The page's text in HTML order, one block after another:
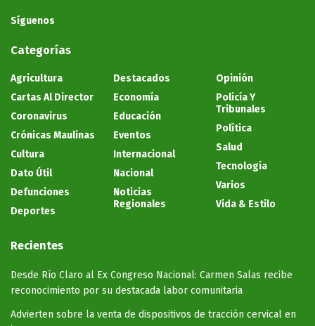
Síguenos
Categorías
Agricultura
Cartas Al Director
Coronavirus
Crónicas Maulinas
Cultura
Dato Útil
Defunciones
Deportes
Destacados
Economía
Educación
Eventos
Internacional
Nacional
Noticias
Regionales
Opinión
Policía Y
Tribunales
Política
Salud
Tecnología
Varios
Vida & Estilo
Recientes
Desde Río Claro al Ex Congreso Nacional: Carmen Salas recibe
reconocimiento por su destacada labor comunitaria
Advierten sobre la venta de dispositivos de tracción cervical en